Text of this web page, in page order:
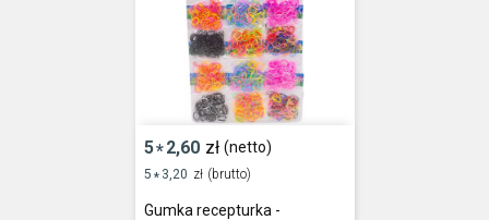
5*2,60 zł (netto)
5 * 3,20 zł (brutto)
Gumka recepturka -